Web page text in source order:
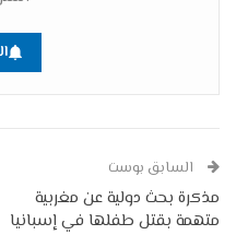
السابق بوست
مذكرة بحث دولية عن مغربية
متهمة بقتل طفلها في إسبانيا